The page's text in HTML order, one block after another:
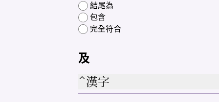
結尾為
包含
完全符合
及
漢字